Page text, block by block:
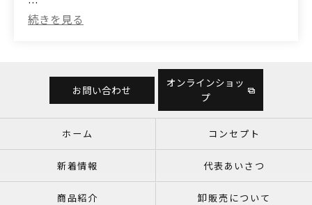
(Translated by Google)
お問い合わせ
オンラインショッ
プ
ホーム コンセプト
新着情報 代表あいさつ
商品紹介 卸販売について